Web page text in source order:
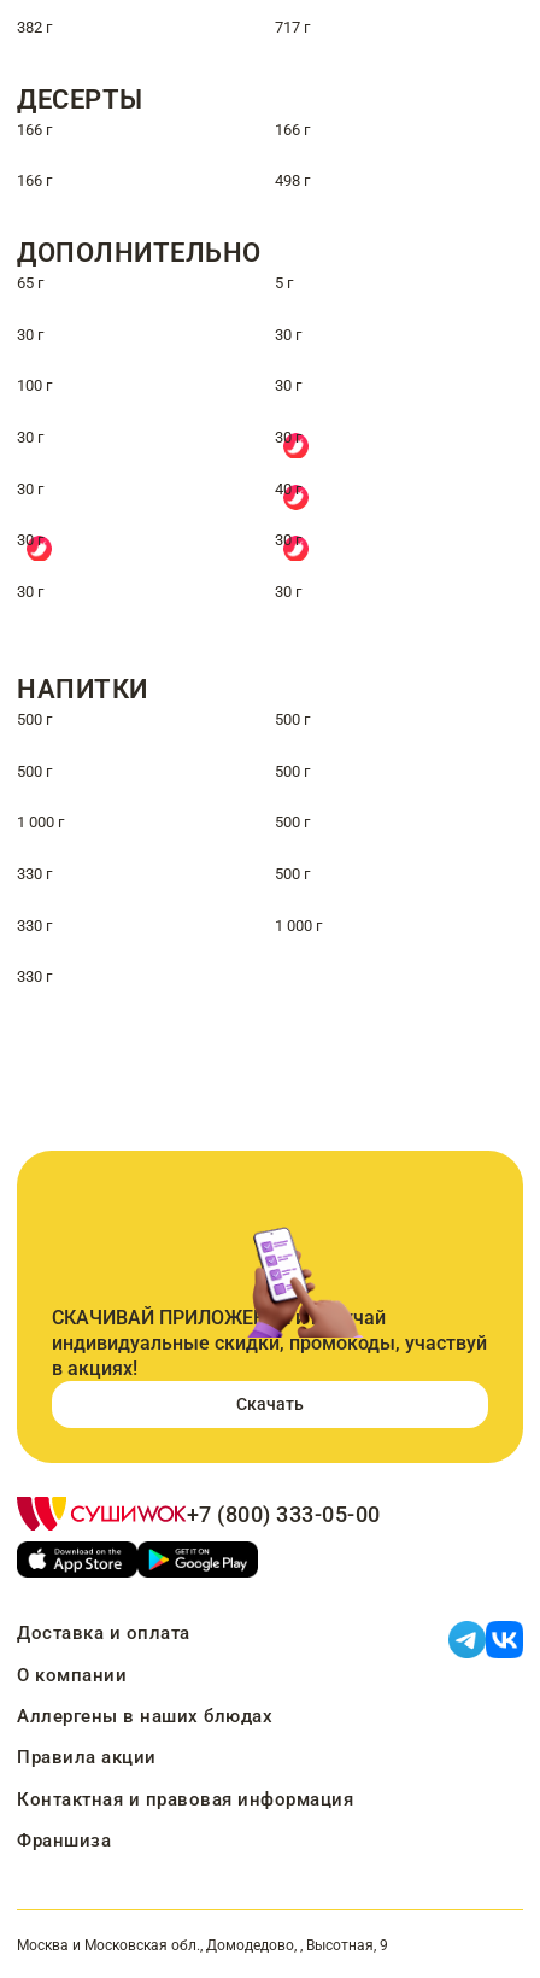
382 г 717 г
ДЕСЕРТЫ
166 г 166 г
166 г 498 г
ДОПОЛНИТЕЛЬНО
65 г 5 г
30 г 30 г
100 г 30 г
30 г 30 г
30 г 40 г
30 г 30 г
30 г 30 г
НАПИТКИ
500 г 500 г
500 г 500 г
1 000 г 500 г
330 г 500 г
330 г 1 000 г
330 г
СКАЧИВАЙ ПРИЛОЖЕНИЕ и получай
индивидуальные скидки, промокоды, участвуй
в акциях!
Скачать
+7 (800) 333-05-00
Доставка и оплата
О компании
Аллергены в наших блюдах
Правила акции
Контактная и правовая информация
Франшиза
Москва и Московская обл., Домодедово, , Высотная, 9